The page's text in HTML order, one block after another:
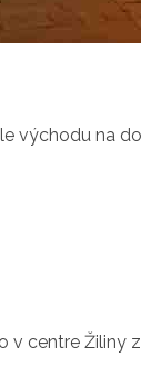
východu na
v centre Žiliny